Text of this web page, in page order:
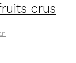
crus